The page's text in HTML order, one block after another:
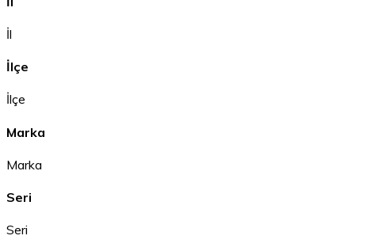
İl
İlçe
İlçe
Marka
Marka
Seri
Seri